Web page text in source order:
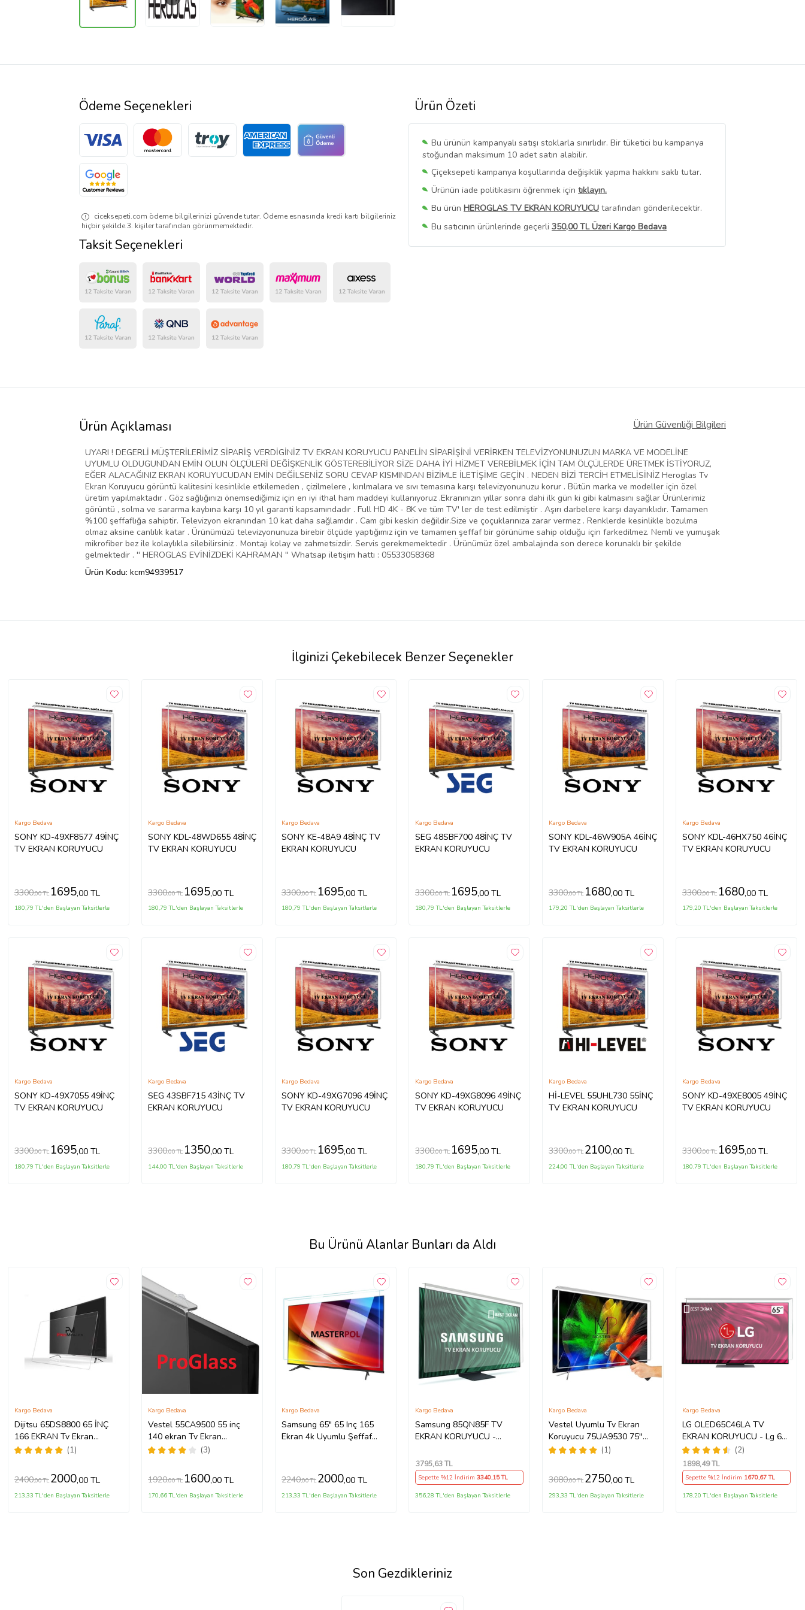
Ürün Özeti
Bu ürünün kampanyalı satışı stoklarla sınırlıdır. Bir tüketici bu kampanya
stoğundan maksimum 10 adet satın alabilir.
Çiçeksepeti kampanya koşullarında değişiklik yapma hakkını saklı tutar.
Ürünün iade politikasını öğrenmek için tıklayın.
Bu ürün HEROGLAS TV EKRAN KORUYUCU tarafından gönderilecektir.
Bu satıcının ürünlerinde geçerli 350,00 TL Üzeri Kargo Bedava
Bu SatıcınınTüm Ürünlerini Görüntüle
Ödeme Seçenekleri
ciceksepeti.com ödeme bilgilerinizi güvende tutar. Ödeme esnasında kredi kartı bilgileriniz
hiçbir şekilde 3. kişiler tarafından görünmemektedir.
Taksit Seçenekleri
Ürün Açıklaması Ürün Güvenliği Bilgileri
UYARI ! DEGERLİ MÜŞTERİLERİMİZ SİPARİŞ VERDİGİNİZ TV EKRAN KORUYUCU PANELİN SİPARİŞİNİ VERİRKEN TELEVİZYONUNUZUN MARKA VE MODELİNE
UYUMLU OLDUGUNDAN EMİN OLUN ÖLÇÜLERİ DEĞİŞKENLİK GÖSTEREBİLİYOR SİZE DAHA İYİ HİZMET VEREBİLMEK İÇİN TAM ÖLÇÜLERDE ÜRETMEK İSTİYORUZ,
EĞER ALACAĞINIZ EKRAN KORUYUCUDAN EMİN DEĞİLSENİZ SORU CEVAP KISMINDAN BİZİMLE İLETİŞİME GEÇİN . NEDEN BİZİ TERCİH ETMELİSİNİZ Heroglas Tv
Ekran Koruyucu görüntü kalitesini kesinlikle etkilemeden , çizilmelere , kırılmalara ve sıvı temasına karşı televizyonunuzu korur . Bütün marka ve modeller için özel
üretim yapılmaktadır . Göz sağlığınızı önemsediğimiz için en iyi ithal ham maddeyi kullanıyoruz .Ekranınızın yıllar sonra dahi ilk gün ki gibi kalmasını sağlar Ürünlerimiz
görüntü , solma ve sararma kaybına karşı 10 yıl garanti kapsamındadır . Full HD 4K - 8K ve tüm TV' ler de test edilmiştir . Aşırı darbelere karşı dayanıklıdır. Tamamen
%100 şeffaflığa sahiptir. Televizyon ekranından 10 kat daha sağlamdır . Cam gibi keskin değildir.Size ve çoçuklarınıza zarar vermez . Renklerde kesinlikle bozulma
olmaz aksine canlılık katar . Ürünümüzü televizyonunuza birebir ölçüde yaptığımız için ve tamamen şeffaf bir görünüme sahip olduğu için farkedilmez. Nemli ve yumuşak
mikrofiber bez ile kolaylıkla silebilirsiniz . Montajı kolay ve zahmetsizdir. Servis gerekmemektedir . Ürünümüz özel ambalajında son derece korunaklı bir şekilde
gelmektedir . '' HEROGLAS EVİNİZDEKİ KAHRAMAN '' Whatsap iletişim hattı : 05533058368
Ürün Kodu: kcm94939517
İlginizi Çekebilecek Benzer Seçenekler
SONY KD-49XF8577 49İNÇ
TV EKRAN KORUYUCU
Kargo Bedava
3300,00 TL 1695,00 TL
180,79 TL'den Başlayan Taksitlerle
SONY KDL-48WD655 48İNÇ
TV EKRAN KORUYUCU
Kargo Bedava
3300,00 TL 1695,00 TL
180,79 TL'den Başlayan Taksitlerle
SONY KE-48A9 48İNÇ TV
EKRAN KORUYUCU
Kargo Bedava
3300,00 TL 1695,00 TL
180,79 TL'den Başlayan Taksitlerle
SEG 48SBF700 48İNÇ TV
EKRAN KORUYUCU
Kargo Bedava
3300,00 TL 1695,00 TL
180,79 TL'den Başlayan Taksitlerle
SONY KDL-46W905A 46İNÇ
TV EKRAN KORUYUCU
Kargo Bedava
3300,00 TL 1680,00 TL
179,20 TL'den Başlayan Taksitlerle
SONY KDL-46HX750 46İNÇ
TV EKRAN KORUYUCU
Kargo Bedava
3300,00 TL 1680,00 TL
179,20 TL'den Başlayan Taksitlerle
SONY KD-49X7055 49İNÇ
TV EKRAN KORUYUCU
Kargo Bedava
3300,00 TL 1695,00 TL
180,79 TL'den Başlayan Taksitlerle
SEG 43SBF715 43İNÇ TV
EKRAN KORUYUCU
Kargo Bedava
3300,00 TL 1350,00 TL
144,00 TL'den Başlayan Taksitlerle
SONY KD-49XG7096 49İNÇ
TV EKRAN KORUYUCU
Kargo Bedava
3300,00 TL 1695,00 TL
180,79 TL'den Başlayan Taksitlerle
SONY KD-49XG8096 49İNÇ
TV EKRAN KORUYUCU
Kargo Bedava
3300,00 TL 1695,00 TL
180,79 TL'den Başlayan Taksitlerle
Hİ-LEVEL 55UHL730 55İNÇ
TV EKRAN KORUYUCU
Kargo Bedava
3300,00 TL 2100,00 TL
224,00 TL'den Başlayan Taksitlerle
SONY KD-49XE8005 49İNÇ
TV EKRAN KORUYUCU
Kargo Bedava
3300,00 TL 1695,00 TL
180,79 TL'den Başlayan Taksitlerle
Bu Ürünü Alanlar Bunları da Aldı
Dijitsu 65DS8800 65 İNÇ
166 EKRAN Tv Ekran
Koruyucu
(1)
Kargo Bedava
2400,00 TL 2000,00 TL
213,33 TL'den Başlayan Taksitlerle
Vestel 55CA9500 55 inç
140 ekran Tv Ekran
Koruyucu
(3)
Kargo Bedava
1920,00 TL 1600,00 TL
170,66 TL'den Başlayan Taksitlerle
Samsung 65" 65 Inç 165
Ekran 4k Uyumlu Şeffaf
Kargo Bedava
2240,00 TL 2000,00 TL
213,33 TL'den Başlayan Taksitlerle
Samsung 85QN85F TV
EKRAN KORUYUCU -
Ekran Tv ekran Koruyucu
QE85QN85FAUXTK
Kargo Bedava
3795,63 TL
Sepette %12 İndirim 3340,15 TL
356,28 TL'den Başlayan Taksitlerle
Vestel Uyumlu Tv Ekran
Koruyucu 75UA9530 75''
189 Ekran 4K Smart Android
(1)
Kargo Bedava
3080,00 TL 2750,00 TL
293,33 TL'den Başlayan Taksitlerle
LG OLED65C46LA TV
EKRAN KORUYUCU - Lg 65"
inç 4k Oled Evo Ekran
Koruyucu
(2)
Kargo Bedava
1898,49 TL
Sepette %12 İndirim 1670,67 TL
178,20 TL'den Başlayan Taksitlerle
Son Gezdikleriniz